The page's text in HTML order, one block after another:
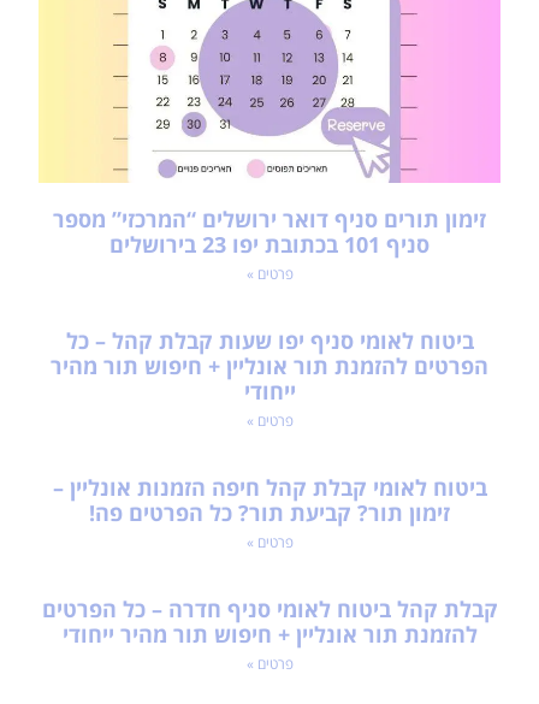
זימון תורים סניף דואר ירושלים “המרכזי” מספר
סניף 101 בכתובת יפו 23 בירושלים
פרטים »
ביטוח לאומי סניף יפו שעות קבלת קהל – כל
הפרטים להזמנת תור אונליין + חיפוש תור מהיר
ייחודי
פרטים »
ביטוח לאומי קבלת קהל חיפה הזמנות אונליין –
זימון תור? קביעת תור? כל הפרטים פה!
פרטים »
קבלת קהל ביטוח לאומי סניף חדרה – כל הפרטים
להזמנת תור אונליין + חיפוש תור מהיר ייחודי
פרטים »